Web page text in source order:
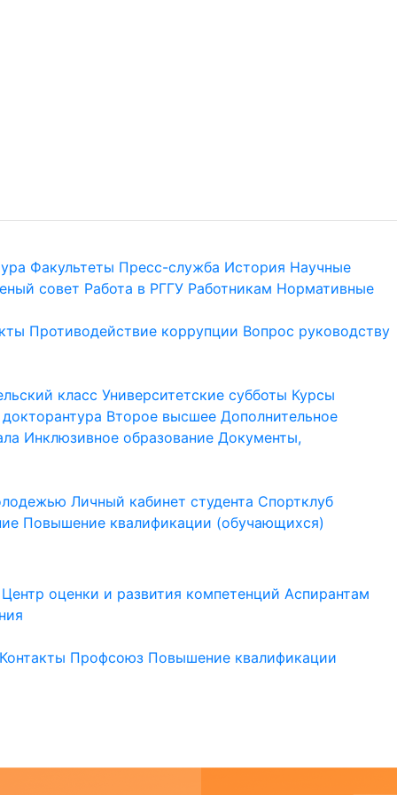
Факультеты Пресс-служба История Научные
совет Работа в РГГУ Работникам Нормативные
Противодействие коррупции Вопрос руководству
класс Университетские субботы Курсы
Второе высшее Дополнительное
Инклюзивное образование Документы,
Личный кабинет студента Спортклуб
Повышение квалификации (обучающихся)
Центр оценки и развития компетенций Аспирантам
Контакты Профсоюз Повышение квалификации